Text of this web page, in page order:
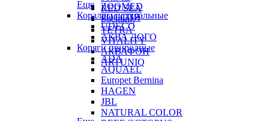
RED SEA
Sochting
TETRA
VITALITY
АКВАФОН
ARTUNIQ
ZOOMED
РОССИЯ
Еще
Кораллы натуральные
UDECO
АКВА ЛОГО
Коряги природные
ADA
AQUAEL
Europet Bernina
HAGEN
JBL
NATURAL COLOR